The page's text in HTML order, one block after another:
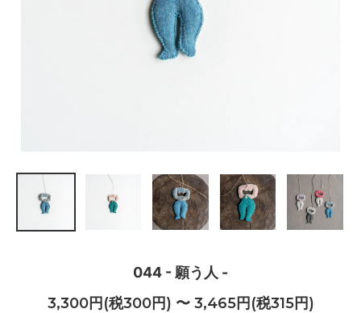
044 - 願う人 -
3,300円(税300円) 〜 3,465円(税315円)